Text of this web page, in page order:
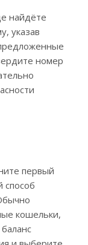
найдёте
указав
номер
первый
способ
кошельки,